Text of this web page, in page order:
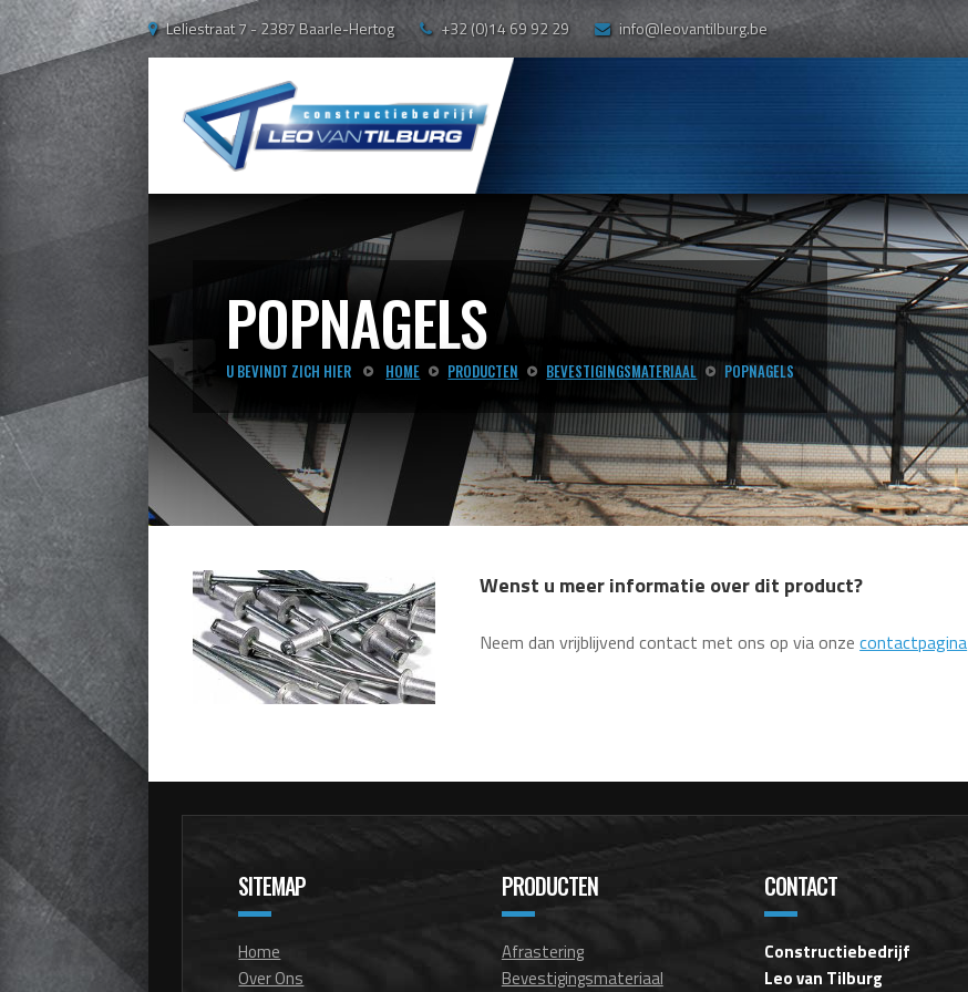
Leliestraat 7 - 2387 Baarle-Hertog +32 (0)14 69 92 29 info@leovantilburg.be
POPNAGELS
U BEVINDT ZICH HIER HOME PRODUCTEN BEVESTIGINGSMATERIAAL POPNAGELS
Wenst u meer informatie over dit product?
Neem dan vrijblijvend contact met ons op via onzecontactpagina
SITEMAP
Home
Over Ons
PRODUCTEN
Afrastering
Bevestigingsmateriaal
CONTACT
Constructiebedrijf
Leo van Tilburg